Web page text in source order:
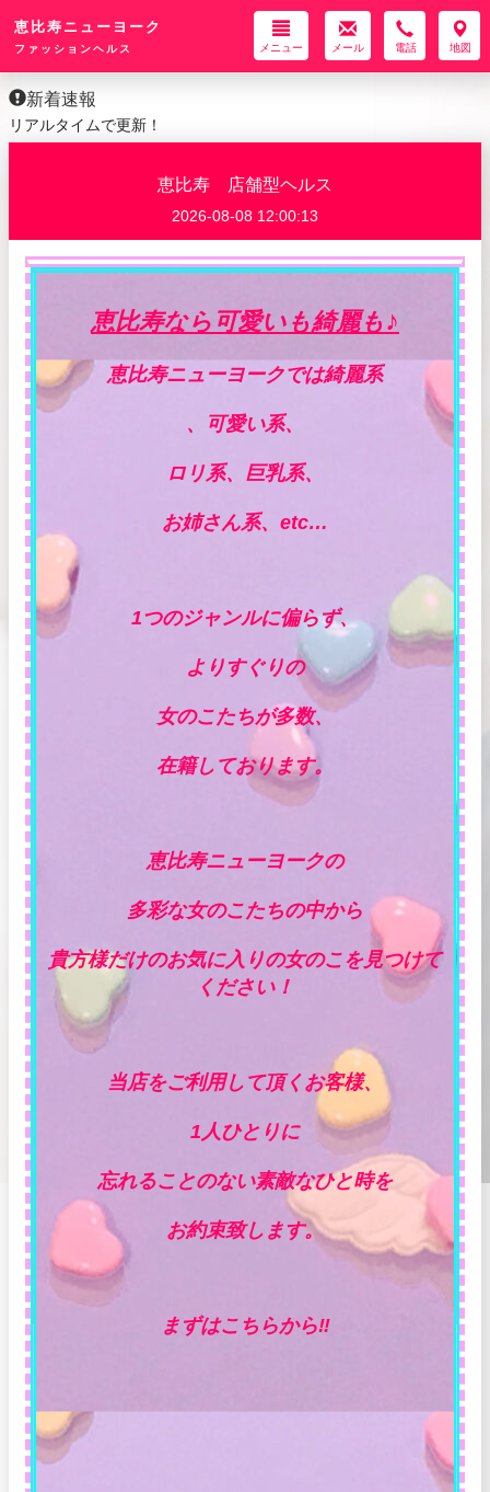
地図
電話
メール
メニュー
恵比寿ニューヨーク
ファッションヘルス
新着速報
リアルタイムで更新！
恵比寿 店舗型ヘルス
2026-08-08 12:00:13
恵比寿なら可愛いも綺麗も ♪
恵比寿ニューヨークでは綺麗系
、可愛い系、
ロリ系、巨乳系、
お姉さん系、etc…
1つのジャンルに偏らず、
よりすぐりの
女のこたちが多数、
在籍しております。
恵比寿ニューヨークの
多彩な女のこたちの中から
貴方様だけのお気に入りの女のこを見つけて
ください！
当店をご利用して頂くお客様、
1人ひとりに
忘れることのない素敵なひと時を
お約束致します。
まずはこちらから‼